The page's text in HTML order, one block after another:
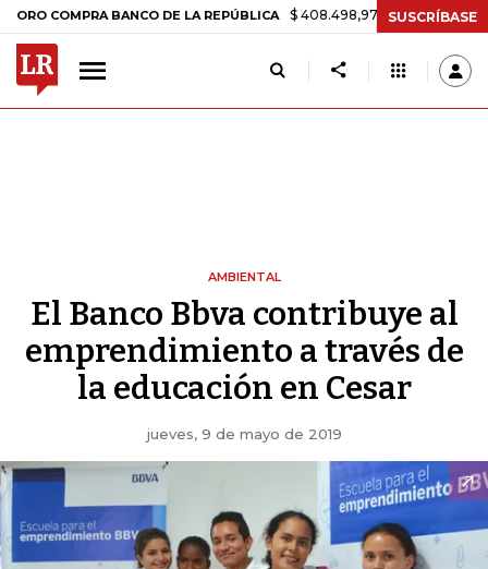
BANCO DE LA REPÚBLICA $ 408.498,97 +$ 8.753,81 +2,19%
SUSCRÍBASE
AMBIENTAL
El Banco Bbva contribuye al
emprendimiento a través de
la educación en Cesar
jueves, 9 de mayo de 2019